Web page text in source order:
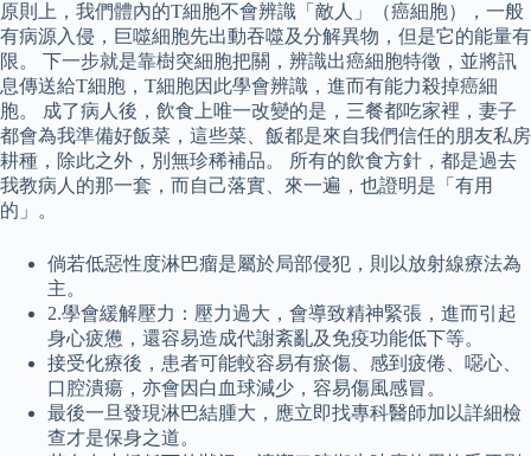
原則上，我們體內的T細胞不會辨識「敵人」（癌細胞），一般
有病源入侵，巨噬細胞先出動吞噬及分解異物，但是它的能量有
限。 下一步就是靠樹突細胞把關，辨識出癌細胞特徵，並將訊
息傳送給T細胞，T細胞因此學會辨識，進而有能力殺掉癌細
胞。 成了病人後，飲食上唯一改變的是，三餐都吃家裡，妻子
都會為我準備好飯菜，這些菜、飯都是來自我們信任的朋友私房
耕種，除此之外，別無珍稀補品。 所有的飲食方針，都是過去
我教病人的那一套，而自己落實、來一遍，也證明是「有用
的」。
倘若低惡性度淋巴瘤是屬於局部侵犯，則以放射線療法為
主。
2.學會緩解壓力：壓力過大，會導致精神緊張，進而引起
身心疲憊，還容易造成代謝紊亂及免疫功能低下等。
接受化療後，患者可能較容易有瘀傷、感到疲倦、噁心、
口腔潰瘍，亦會因白血球減少，容易傷風感冒。
最後一旦發現淋巴結腫大，應立即找專科醫師加以詳細檢
查才是保身之道。